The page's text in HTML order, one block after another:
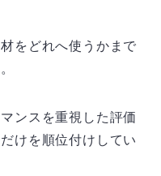
をどれへ使うかまで
ンスを重視した評価
けを順位付けしてい